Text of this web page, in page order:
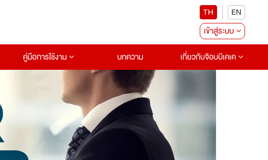
TH
EN
เข้าสู่ระบบ
คู่มือการใช้งาน บทความ เกี่ยวกับจ๊อบบีเคเค